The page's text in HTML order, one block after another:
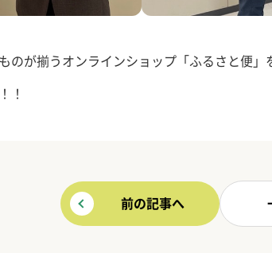
のが揃うオンラインショップ「ふるさと便
！
前の記事へ